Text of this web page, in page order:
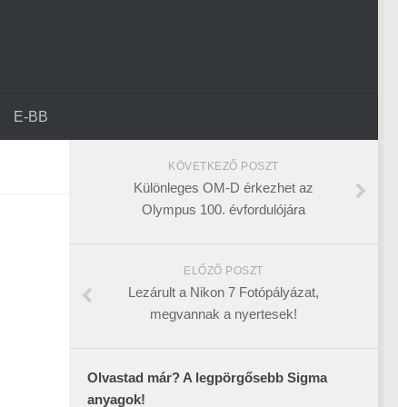
E-BB
KÖVETKEZŐ POSZT
Különleges OM-D érkezhet az
Olympus 100. évfordulójára
ELŐZŐ POSZT
Lezárult a Nikon 7 Fotópályázat,
megvannak a nyertesek!
Olvastad már? A legpörgősebb Sigma
anyagok!